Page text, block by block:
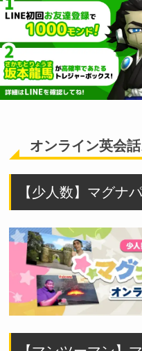
オンライン英会
【少人数】マグナ